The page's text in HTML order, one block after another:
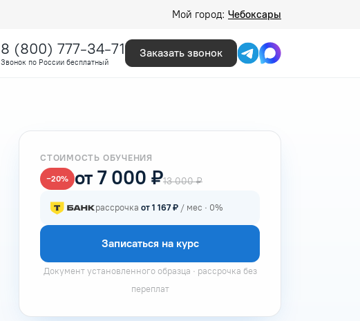
Мой город: Чебоксары
8 (800) 777-34-71
Звонок по России бесплатный
Заказать звонок
СТОИМОСТЬ ОБУЧЕНИЯ
−20% от 7 000 ₽13 000 ₽
рассрочка от 1 167 ₽ / мес · 0%
Записаться на курс
Документ установленного образца · рассрочка без
переплат